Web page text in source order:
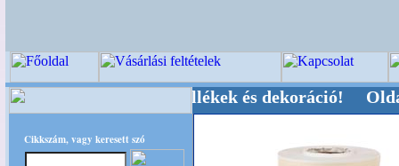
Cikkszám, vagy keresett szó
, Kegyeleti-kellékek és dekoráció!